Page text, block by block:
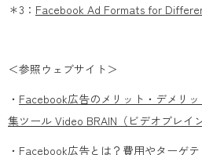
＊3： Facebook Ad Formats for
＜参照ウェブサイト＞
・ Facebook広告のメリット・デメリ
集ツール Video BRAIN（ビデオブレイン
・ Facebook広告とは？費用やターゲ